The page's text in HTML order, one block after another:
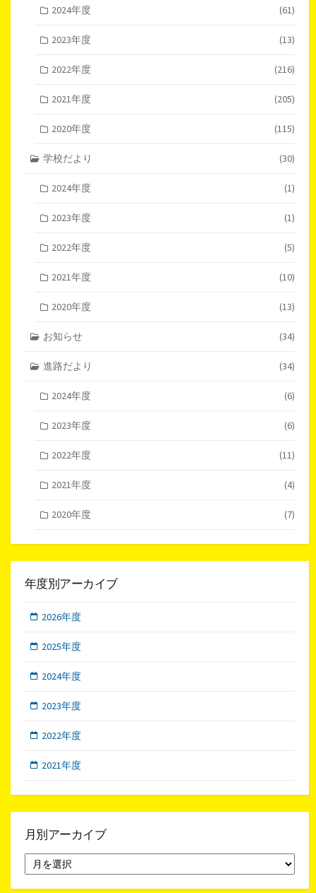
2024年度 (61)
2023年度 (13)
2022年度 (216)
2021年度 (205)
2020年度 (115)
学校だより (30)
2024年度 (1)
2023年度 (1)
2022年度 (5)
2021年度 (10)
2020年度 (13)
お知らせ (34)
進路だより (34)
2024年度 (6)
2023年度 (6)
2022年度 (11)
2021年度 (4)
2020年度 (7)
年度別アーカイブ
2026年度
2025年度
2024年度
2023年度
2022年度
2021年度
月別アーカイブ
別
ア